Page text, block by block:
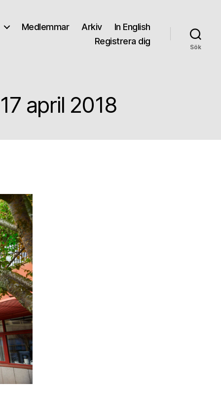
Medlemmar Arkiv
In English
Registrera dig
Sök
april 2018